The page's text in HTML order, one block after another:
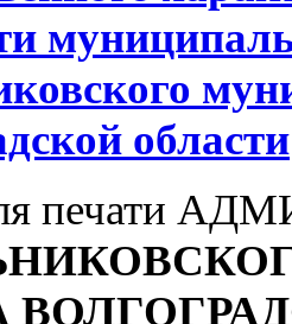
области
печати